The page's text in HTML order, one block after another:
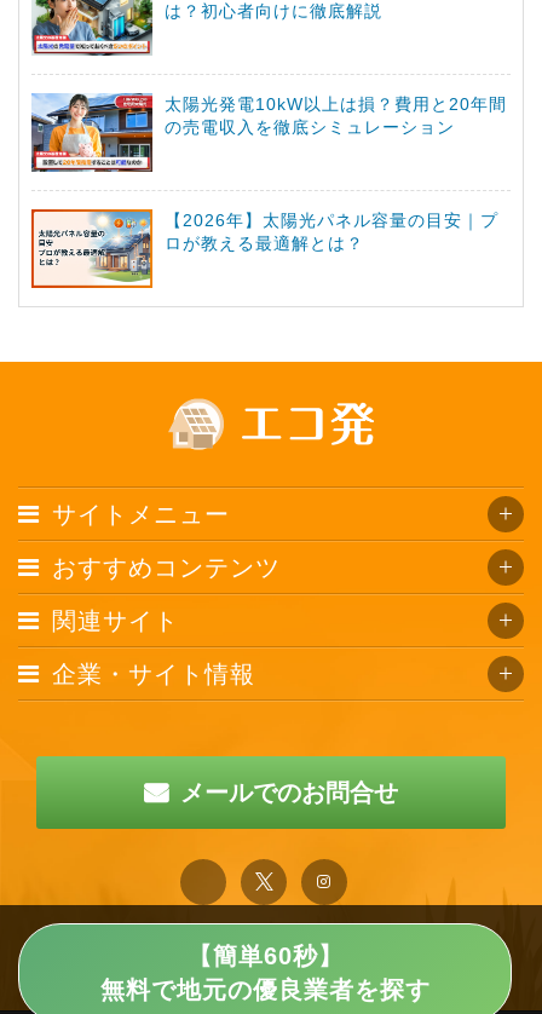
は？初心者向けに徹底解説
太陽光発電10kW以上は損？費用と20年間
の売電収入を徹底シミュレーション
【2026年】太陽光パネル容量の目安｜プ
ロが教える最適解とは？
【簡単60秒】
無料で地元の優良業者を探す
サイトメニュー
おすすめコンテンツ
関連サイト
企業・サイト情報
メールでのお問合せ